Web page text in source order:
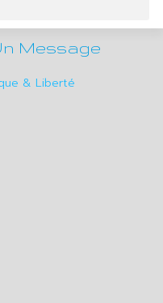
Message
& Liberté